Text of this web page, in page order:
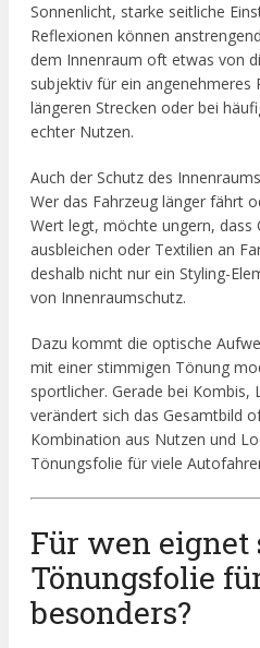
Sonnenlicht, starke seitliche
Reflexionen können
dem Innenraum oft etwas von
subjektiv für ein angenehmeres
längeren Strecken oder bei
echter Nutzen.
Auch der Schutz des
Wer das Fahrzeug länger fährt
Wert legt, möchte ungern, dass
ausbleichen oder Textilien an
deshalb nicht nur ein Styling-
von Innenraumschutz.
Dazu kommt die optische
mit einer stimmigen Tönung
sportlicher. Gerade bei Kombis,
verändert sich das Gesamtbild
Kombination aus Nutzen und
Tönungsfolie für viele
Für wen eignet
Tönungsfolie
besonders?